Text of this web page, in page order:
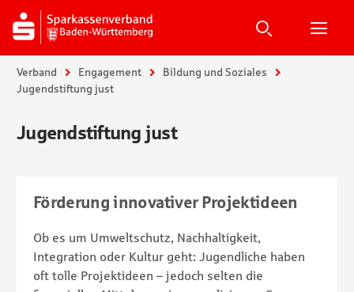
Suche
Suche
Sie sind hier:
Verband Engagement
Bildung und Soziales
Jugendstiftung just
Jugendstiftung just
Förderung innovativer Projektideen
Ob es um Umweltschutz, Nachhaltigkeit,
Integration oder Kultur geht: Jugendliche haben
oft tolle Projektideen – jedoch selten die